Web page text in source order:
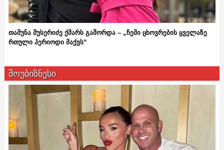
თამუნა მუსერიძე ქმარს გაშორდა – „ჩემი ცხოვრების ყველაზე
რთული პერიოდი მაქვს“
შოუბიზნესი